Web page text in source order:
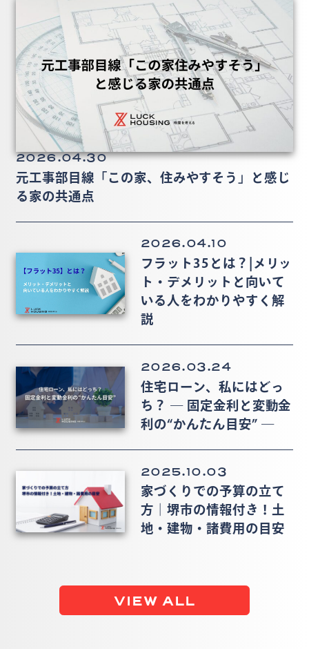
2026.04.30
元工事部目線「この家、住みやすそう」と感じ
る家の共通点
2026.04.10
フラット35とは？|メリッ
ト・デメリットと向いて
いる人をわかりやすく解
説
2026.03.24
住宅ローン、私にはどっ
ち？ ― 固定金利と変動金
利の“かんたん目安” ―
2025.10.03
家づくりでの予算の立て
方｜堺市の情報付き！土
地・建物・諸費用の目安
VIEW ALL